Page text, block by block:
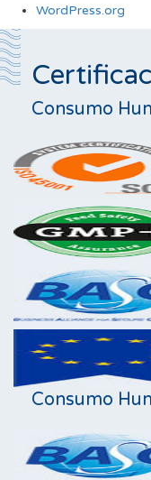
WordPress.org
Consumo
Consumo